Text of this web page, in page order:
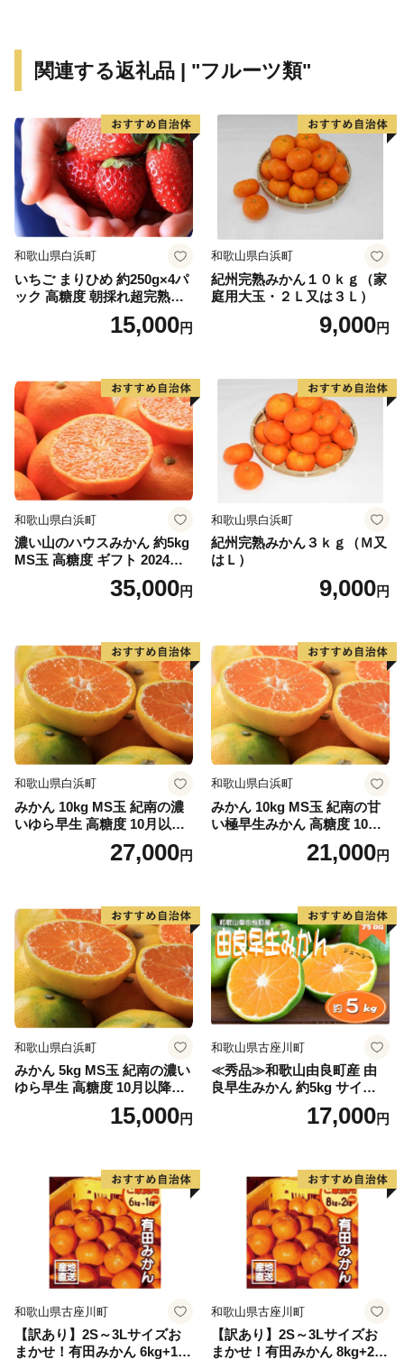
谷の両側が鮮やかな紅色に染まり、10月下旬から11月
ップをはじめ、多彩なイベントや地域の特産品の販売な
どが楽しめます。美作三湯のひとつ、奥津温泉も近く、
少し足をのばせば、珍しいウランガラスを展示している
妖精の森ガラス美術館もあります。
☆奥津温泉
多くの文人にも愛された風情ある山里のいで湯。良質な
美人の湯として、与謝野鉄幹・晶子夫妻、棟方志功、小
や全国からの温泉ファンを引き付けています。
☆妖精の森ガラス美術館
世界的に珍しいウランガラス専門美術館「妖精の森ガラ
ス美術館」内にあるガラス工房では、吹きガラス体験・
サンドブラスト体験・リューター体験と３種類のガラス
作りを体験することができます。
☆岩井の滝と岩井の名水
子宝伝説もある岡山県最北端の滝。上部に岩盤が突き出
て岩屋を形成し、滝の裏側から眺めることができる「裏
見の滝」。裏から見るとカーテンのような神秘的な姿
で、パワースポットにもなっています。
◆お問い合わせ先◆
==============================
鏡野町ふるさと納税コールセンター
TEL ：050-3355-7158
MAIL：o.kagamino@do-furusato.jp
受付時間：平日9:00〜17:15
==============================
関連する返礼品 | "フルーツ類"
和歌山県白浜町
いちご まりひめ 約250g×4パ
ック 高糖度 朝採れ超完熟ま
りひめ 1月以降発送分
15,000円
和歌山県白浜町
紀州完熟みかん１０ｋｇ（家
庭用大玉・２Ｌ又は３Ｌ）
9,000円
和歌山県白浜町
濃い山のハウスみかん 約5kg
MS玉 高糖度 ギフト 2024年7
35,000円
和歌山県白浜町
紀州完熟みかん３ｋｇ（Ｍ又
はＬ）
9,000円
和歌山県白浜町
みかん 10kg MS玉 紀南の濃
いゆら早生 高糖度 10月以降
発送 マルチ被覆栽培27,000円
和歌山県白浜町
みかん 10kg MS玉 紀南の甘
い極早生みかん 高糖度 10月
以降発送 マルチ被覆栽培
21,000円
和歌山県白浜町
みかん 5kg MS玉 紀南の濃い
ゆら早生 高糖度 10月以降発
送 マルチ被覆栽培15,000円
和歌山県古座川町
≪秀品≫和歌山由良町産 由
良早生みかん 約5kg サイズお
まかせ【sml106C】17,000円
和歌山県古座川町
【訳あり】2S～3Lサイズお
まかせ！有田みかん 6kg+1kg
和歌山県古座川町
【訳あり】2S～3Lサイズお
まかせ！有田みかん 8kg+2kg